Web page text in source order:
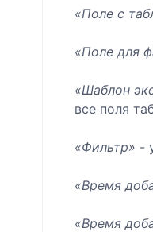
«Поле с
«Поле для
«Шаблон
все поля
«Фильтр» -
«Время
«Время